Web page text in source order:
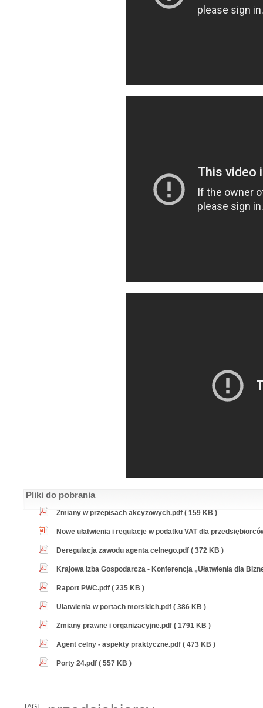
Pliki do pobrania
Zmiany w przepisach akcyzowych.pdf ( 159 KB )
Nowe ułatwienia i regulacje w podatku VAT dla
Deregulacja zawodu agenta celnego.pdf ( 372 KB )
Krajowa Izba Gospodarcza - Konferencja „Ułatwienia dla
Raport PWC.pdf ( 235 KB )
Ułatwienia w portach morskich.pdf ( 386 KB )
Zmiany prawne i organizacyjne.pdf ( 1791 KB )
Agent celny - aspekty praktyczne.pdf ( 473 KB )
Porty 24.pdf ( 557 KB )